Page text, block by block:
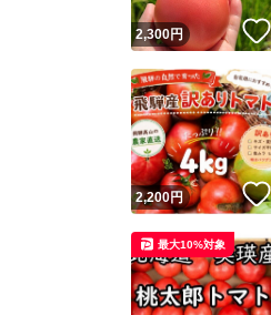
2,300円
2,200円
最大10%対象